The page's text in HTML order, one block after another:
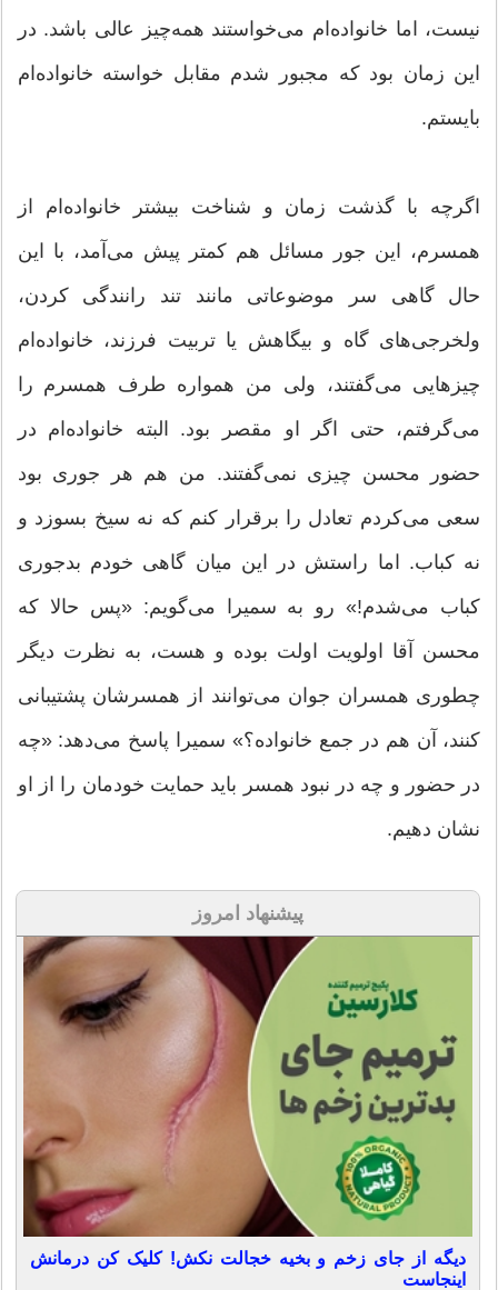
نیست، اما خانواده‌ام می‌خواستند همه‌چیز عالی باشد. در
این زمان بود که مجبور شدم مقابل خواسته خانواده‌ام
بایستم.
اگرچه با گذشت زمان و شناخت بیشتر خانواده‌ام از
همسرم، این جور مسائل هم کمتر پیش می‌آمد، با این
حال گاهی سر موضوعاتی مانند تند رانندگی کردن،
ولخرجی‌های گاه و بیگاهش یا تربیت فرزند، خانواده‌ام
چیزهایی می‌گفتند، ولی من همواره طرف همسرم را
می‌گرفتم، حتی اگر او مقصر بود. البته خانواده‌ام در
حضور محسن چیزی نمی‌گفتند. من هم هر جوری بود
سعی می‌کردم تعادل را برقرار کنم که نه سیخ بسوزد و
نه کباب. اما راستش در این میان گاهی خودم بدجوری
کباب می‌شدم!» رو به سمیرا می‌گویم: «پس حالا که
محسن آقا اولویت اولت بوده و هست، به نظرت دیگر
چطوری همسران جوان می‌توانند از همسرشان پشتیبانی
کنند، آن هم در جمع خانواده؟» سمیرا پاسخ می‌دهد: «چه
در حضور و چه در نبود همسر باید حمایت خودمان را از او
نشان دهیم.
پیشنهاد امروز
دیگه از جای زخم و بخیه خجالت نکش! کلیک کن درمانش
اینجاست